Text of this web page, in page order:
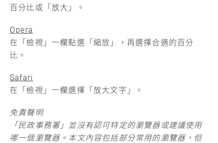
百分比或「放大」。
Opera
在「檢視」一欄點選「縮放」，再選擇合適的百分
比。
Safari
在「檢視」一欄選擇「放大文字」。
免責聲明
「民政事務署」並沒有認可特定的瀏覽器或建議使用
哪一個瀏覽器。本文內容包括部分常用的瀏覽器，但